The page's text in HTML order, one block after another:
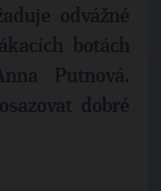
odvážné
botách
Putnová.
dobré